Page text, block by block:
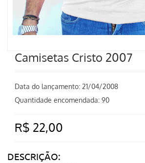
Camisetas Cristo 2007
Data do lançamento: 21/04/2008
Quantidade encomendada: 90
R$ 22,00
DESCRIÇÃO: